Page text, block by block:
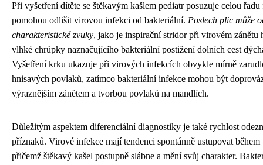
Při vyšetření dítěte se štěkavým kašlem pediatr posuzuje celou
pomohou odlišit virovou infekci od bakteriální. Poslech plic může
charakteristické zvuky, jako je inspirační stridor při virovém zánětu
vlhké chrůpky naznačujícího bakteriální postižení dolních cest
Vyšetření krku ukazuje při virových infekcích obvykle mírně
hnisavých povlaků, zatímco bakteriální infekce mohou být
výraznějším zánětem a tvorbou povlaků na mandlích.
Důležitým aspektem diferenciální diagnostiky je také rychlost
příznaků. Virové infekce mají tendenci spontánně ustupovat
přičemž štěkavý kašel postupně slábne a mění svůj charakter.